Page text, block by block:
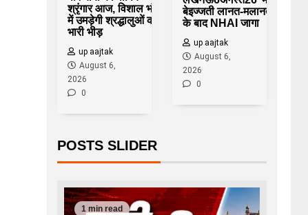
श्रृंगार आज, विशाल भंडारे
में उमड़ेगी श्रद्धालुओं की
भारी भीड़
up aajtak
August 6,
2026
0
बेइज्जती लानत-मलानत
के बाद NHAI जागा
up aajtak
August 6,
2026
0
POSTS SLIDER
1 min read